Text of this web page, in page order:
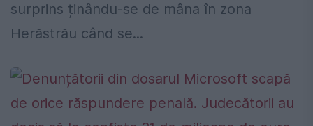
surprins ținându-se de mâna în zona
Herăstrău când se...